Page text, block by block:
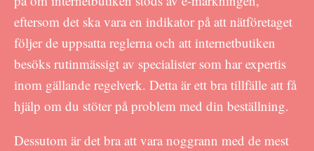
eftersom det ska vara en indikator på att nätföretaget
följer de uppsatta reglerna och att internetbutiken
besöks rutinmässigt av specialister som har expertis
inom gällande regelverk. Detta är ett bra tillfälle att få
hjälp om du stöter på problem med din beställning.
Dessutom är det bra att vara noggrann med de mest